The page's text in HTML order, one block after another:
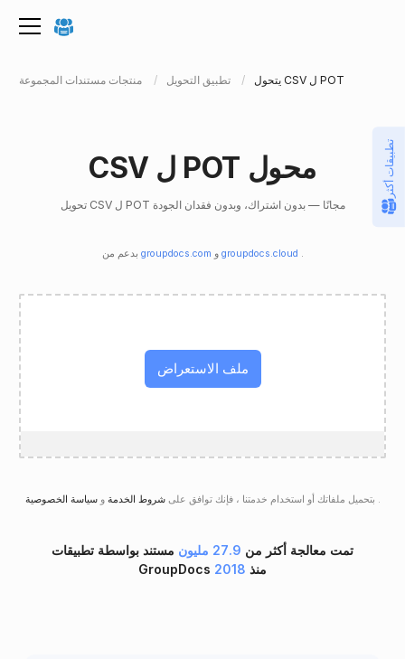
منتجات مستندات المجموعة تطبيق التحويل يتحول CSV ل POT
CSV ل POT محول
تحويل CSV ل POT مجانًا — بدون اشتراك، وبدون فقدان الجودة
groupdocs.com و groupdocs.cloud .
ملف الاستعراض
بتحميل ملفاتك أو استخدام خدمتنا ، فإنك توافق علىشروط الخدمةو .
تمت معالجة أكثر من 27.9 مليون
مستند بواسطة تطبيقات
GroupDocs منذ 2018
تطبيقات أكثر